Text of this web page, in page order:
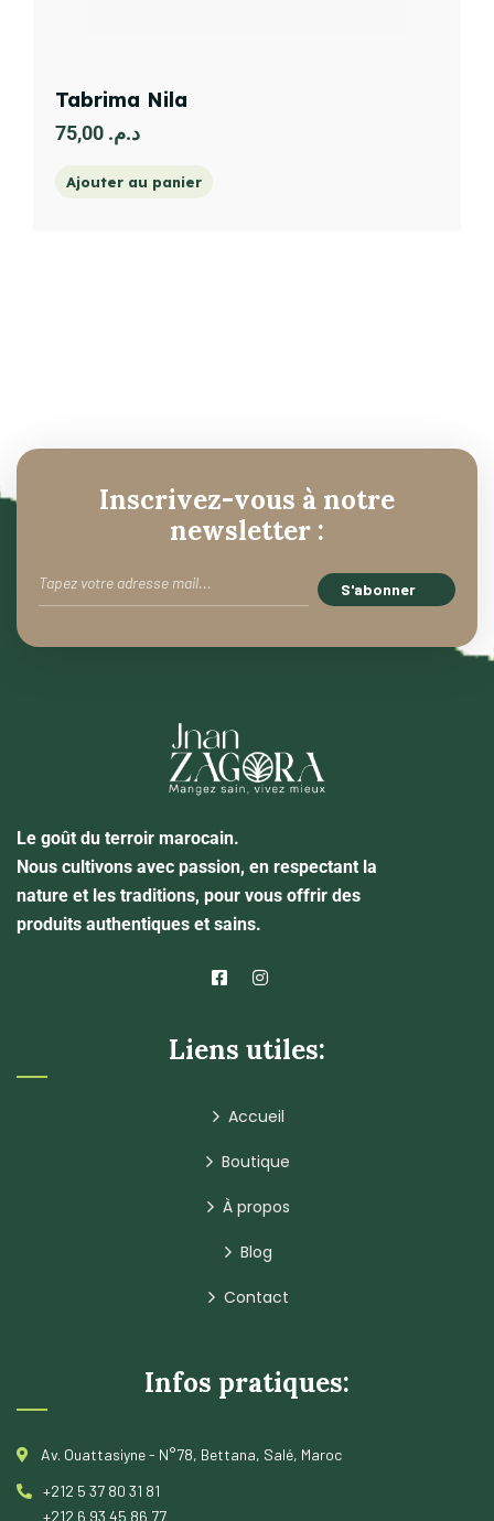
Tabrima Nila
د.م.
Ajouter au panier
Inscrivez-vous à notre
newsletter :
Le goût du terroir marocain.
Nous cultivons avec passion, en respectant la
nature et les traditions, pour vous offrir des
produits authentiques et sains.
Liens utiles:
Accueil
Boutique
À propos
Blog
Contact
Infos pratiques:
Av. Ouattasiyne - N°78, Bettana, Salé, Maroc
+212 5 37 80 31 81
+212 6 93 45 86 77